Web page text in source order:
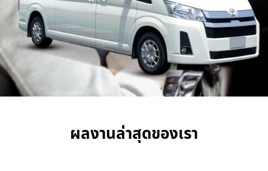
ผลงานล่าสุดของเรา